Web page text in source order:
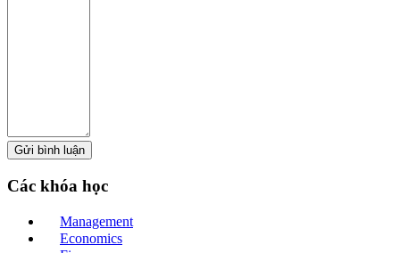
Các khóa học
Management
Economics